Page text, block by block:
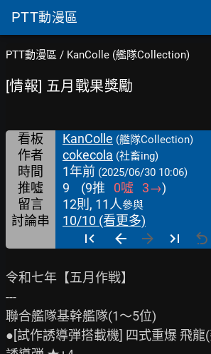
PTT動漫區
PTT動漫區 / KanColle (艦隊Collection)
[情報] 五月戰果獎勵
看板 KanColle (艦隊Collection)
作者 cokecola (社畜ing)
時間 1年前 (2025/06/30 10:06)
推噓 9 (9推 0噓 3→)
留言
12則, 11人參與
討論串 10/10 (看更多)
令和七年【五月作戦】
---
聯合艦隊基幹艦隊(1～5位)
●[試作誘導弾搭載機] 四式重爆 飛龍